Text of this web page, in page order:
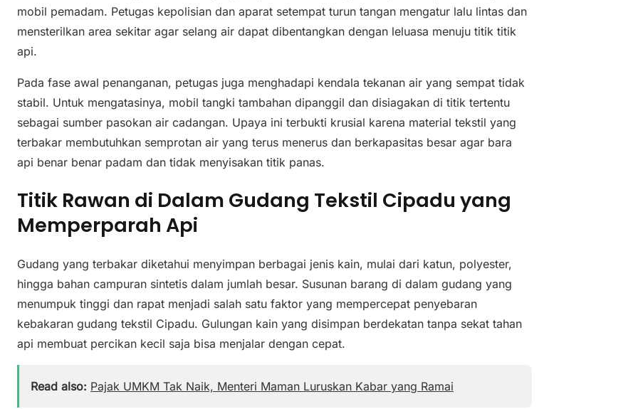
mobil pemadam. Petugas kepolisian dan aparat setempat turun tangan mengatur lalu lintas dan
mensterilkan area sekitar agar selang air dapat dibentangkan dengan leluasa menuju titik titik
api.
Pada fase awal penanganan, petugas juga menghadapi kendala tekanan air yang sempat tidak
stabil. Untuk mengatasinya, mobil tangki tambahan dipanggil dan disiagakan di titik tertentu
sebagai sumber pasokan air cadangan. Upaya ini terbukti krusial karena material tekstil yang
terbakar membutuhkan semprotan air yang terus menerus dan berkapasitas besar agar bara
api benar benar padam dan tidak menyisakan titik panas.
Titik Rawan di Dalam Gudang Tekstil Cipadu yang
Memperparah Api
Gudang yang terbakar diketahui menyimpan berbagai jenis kain, mulai dari katun, polyester,
hingga bahan campuran sintetis dalam jumlah besar. Susunan barang di dalam gudang yang
menumpuk tinggi dan rapat menjadi salah satu faktor yang mempercepat penyebaran
kebakaran gudang tekstil Cipadu. Gulungan kain yang disimpan berdekatan tanpa sekat tahan
api membuat percikan kecil saja bisa menjalar dengan cepat.
Read also: Pajak UMKM Tak Naik, Menteri Maman Luruskan Kabar yang Ramai